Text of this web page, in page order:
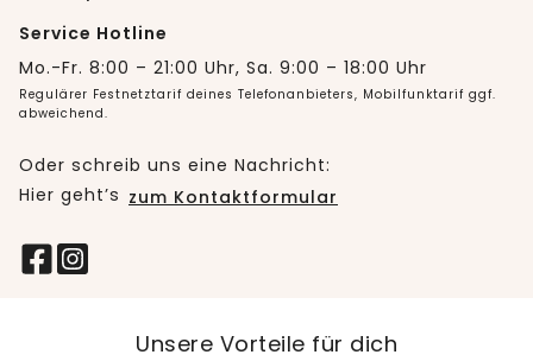
Service Hotline
Mo.-Fr. 8:00 – 21:00 Uhr, Sa. 9:00 – 18:00 Uhr
Regulärer Festnetztarif deines Telefonanbieters, Mobilfunktarif ggf.
abweichend.
Oder schreib uns eine Nachricht:
Hier geht’s zum Kontaktformular
Unsere Vorteile für dich